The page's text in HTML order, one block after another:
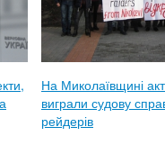
На Миколаївщині
виграли судову
рейдерів